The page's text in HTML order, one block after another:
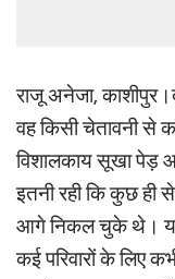
राजू अनेजा,
वह किसी चेतावनी से
विशालकाय सूखा पेड़
इतनी रही कि कुछ ही
आगे निकल चुके थे।
कई परिवारों के लिए